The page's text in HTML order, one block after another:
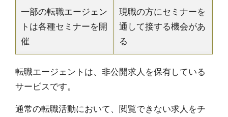
一部の転職エージェン
トは各種セミナーを開
催
現職の方にセミナーを
通して接する機会があ
る
転職エージェントは、非公開求人を保有している
サービスです。
通常の転職活動において、閲覧できない求人をチ